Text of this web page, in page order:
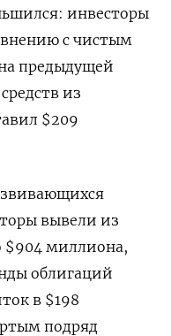
инвесторы
с чистым
предыдущей
из
$209
вывели из
миллиона,
облигаций
в $198
подряд